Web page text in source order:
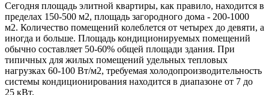
Сегодня площадь элитной квартиры, как правило, находится в
пределах 150-500 м2, площадь загородного дома - 200-1000
м2. Количество помещений колеблется от четырех до девяти, а
иногда и больше. Площадь кондиционируемых помещений
обычно составляет 50-60% общей площади здания. При
типичных для жилых помещений удельных тепловых
нагрузках 60-100 Вт/м2, требуемая холодопроизводительность
системы кондиционирования находится в диапазоне от 7 до
25 кВт.